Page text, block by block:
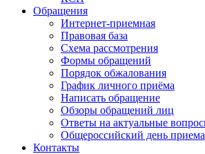
Обращения
Интернет-приемная
Правовая база
Схема рассмотрения
Формы обращений
Порядок обжалования
График личного приёма
Написать обращение
Обзоры обращений лиц
Ответы на актуальные
Общероссийский день
Контакты